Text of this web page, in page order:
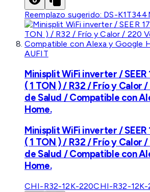
Reemplazo sugerido: DS-
AUFIT
Minisplit WiFi inverter / SEER
( 1 TON ) / R32 / Frío y Calor
de Salud / Compatible con
Home.
Minisplit WiFi inverter / SEER
( 1 TON ) / R32 / Frío y Calor
de Salud / Compatible con
Home.
CHI-R32-12K-220CHI-R32-12K-